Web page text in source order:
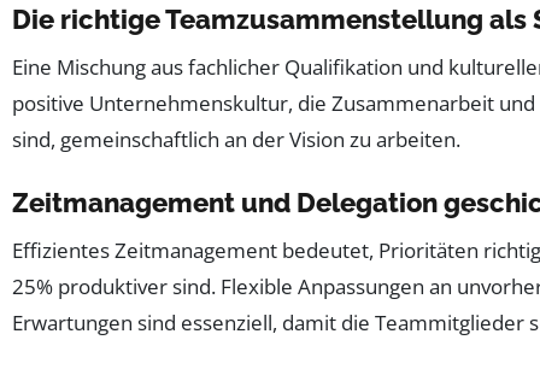
Die richtige Teamzusammenstellung als
Eine Mischung aus fachlicher Qualifikation und
positive Unternehmenskultur, die Zusammenarbeit
sind, gemeinschaftlich an der Vision zu arbeiten.
Zeitmanagement und Delegation
Effizientes Zeitmanagement bedeutet, Prioritäten
25% produktiver sind. Flexible Anpassungen an
Erwartungen sind essenziell, damit die Teammitglieder